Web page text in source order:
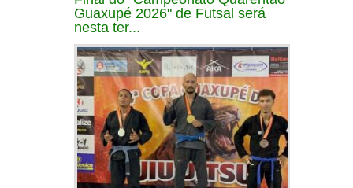
Guaxupé 2026" de Futsal será
nesta ter...